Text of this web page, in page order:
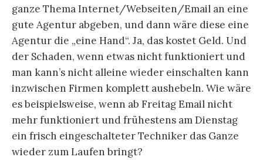
ganze Thema Internet/Webseiten/Email an eine
gute Agentur abgeben, und dann wäre diese eine
Agentur die „eine Hand“. Ja, das kostet Geld. Und
der Schaden, wenn etwas nicht funktioniert und
man kann’s nicht alleine wieder einschalten kann
inzwischen Firmen komplett aushebeln. Wie wäre
es beispielsweise, wenn ab Freitag Email nicht
mehr funktioniert und frühestens am Dienstag
ein frisch eingeschalteter Techniker das Ganze
wieder zum Laufen bringt?